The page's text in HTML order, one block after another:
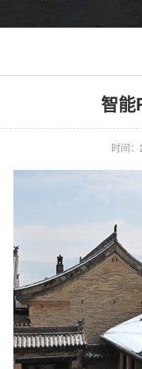
智能
时间